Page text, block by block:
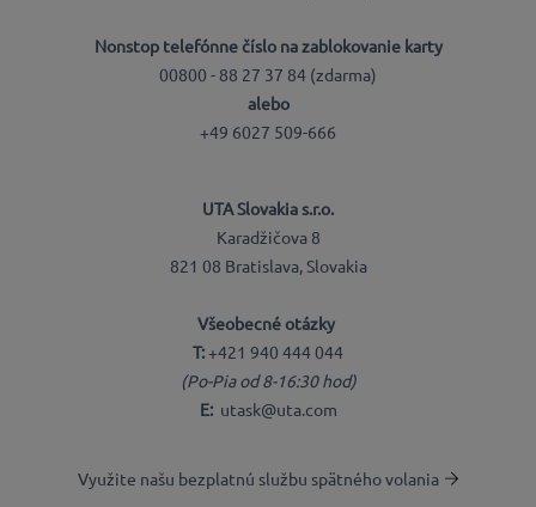
Nonstop telefónne číslo na zablokovanie karty
00800 - 88 27 37 84 (zdarma)
alebo
+49 6027 509-666
UTA Slovakia s.r.o.
Karadžičova 8
821 08 Bratislava, Slovakia
Všeobecné otázky
T:+421 940 444 044
(Po-Pia od 8-16:30 hod)
E: utask@uta.com
Využite našu bezplatnú službu spätného volania